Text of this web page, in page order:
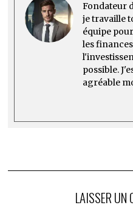
Fondateur
je travaille
équipe
les
possible.
agréable
LAISSER UN